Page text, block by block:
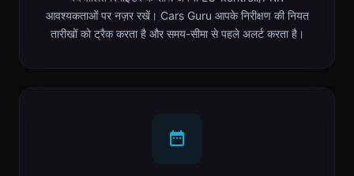
आवश्यकताओं पर नज़र रखें। Cars Guru आपके निरीक्षण की नियत
तारीखों को ट्रैक करता है और समय-सीमा से पहले अलर्ट करता है।